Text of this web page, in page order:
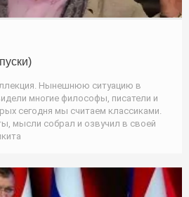
Нынешнюю ситуацию в
многие философы, писатели и
сегодня мы считаем классиками.
мысли собрал и озвучил в своей